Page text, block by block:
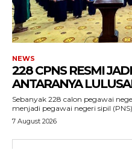
NEWS
228 CPNS RESMI
ANTARANYA
Sebanyak 228 calon pegawai
menjadi pegawai negeri sipil
7 August 2026